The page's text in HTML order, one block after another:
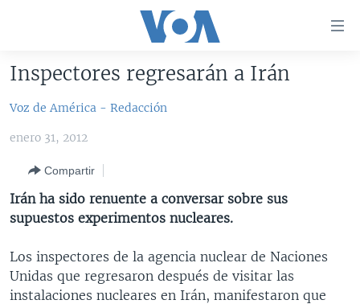
accesibilidad
al
principal
navegador
principal
búsqueda
AMÉRICA DEL NORTE
EEUU
MÉXICO
HAITÍ
ELECCIONES EEUU 2024
ELECCIONES EEUU
VOTO DIVIDIDO
VOA VERIFICA
VOA VERIFICA UCRANIA/RUSIA
VOA VERIFICA INMIGRACIÓN
VOA VERIFICA AMÉRICA LATINA
AMÉRICA LATINA
ARGENTINA
BOLIVIA
COLOMBIA
CHILE
CHINA EN AMÉRICA LATINA
CENTROAMÉRICA
COSTA RICA
EL SALVADOR
OTRAS SECCIONES
INMIGRACIÓN
ESPECIALES DE LA VOA
Inspectores regresarán a Irán
Voz de América - Redacción
enero 31, 2012
Compartir
Irán ha sido renuente a conversar sobre sus
supuestos experimentos nucleares.
Los inspectores de la agencia nuclear de Naciones
Unidas que regresaron después de visitar las
instalaciones nucleares en Irán, manifestaron que